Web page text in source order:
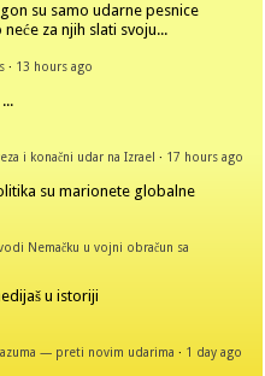
su samo udarne pesnice
za njih slati svoju...
· 13 hours ago
i konačni udar na Izrael · 17 hours ago
su marionete globalne
Nemačku u vojni obračun sa
u istoriji
— preti novim udarima · 1 day ago